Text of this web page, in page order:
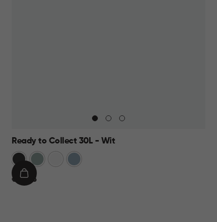
Ready to Collect 30L - Wit
Donkergrijs
Groen Blauw
€
€ 24,95
IN